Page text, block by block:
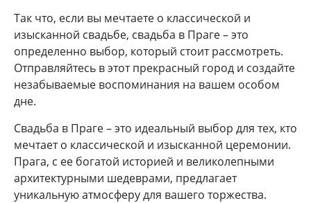
Так что, если вы мечтаете о классической и
изысканной свадьбе, свадьба в Праге – это
определенно выбор, который стоит рассмотреть.
Отправляйтесь в этот прекрасный город и создайте
незабываемые воспоминания на вашем особом
дне.
Свадьба в Праге – это идеальный выбор для тех, кто
мечтает о классической и изысканной церемонии.
Прага, с ее богатой историей и великолепными
архитектурными шедеврами, предлагает
уникальную атмосферу для вашего торжества.